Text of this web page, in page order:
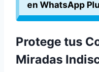
en WhatsApp
Protege tus
Miradas